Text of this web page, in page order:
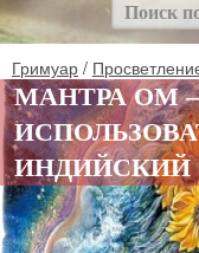
Гримуар /
МАНТРА ОМ
ИНДИЙСКИЙ